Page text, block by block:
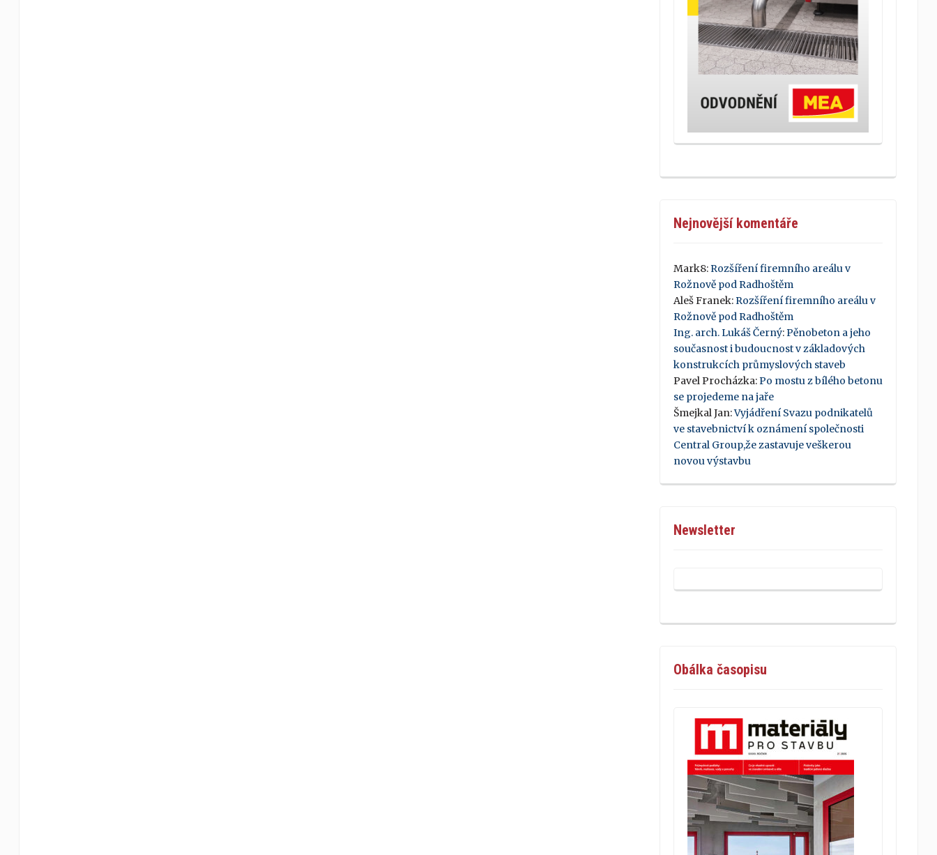
Nejnovější komentáře
Mark8:Rozšíření firemního areálu v
Rožnově pod Radhoštěm
Aleš Franek:Rozšíření firemního areálu v
Rožnově pod Radhoštěm
Ing. arch. Lukáš Černý:Pěnobeton a jeho
současnost i budoucnost v základových
konstrukcích průmyslových staveb
Pavel Procházka:Po mostu z bílého betonu
se projedeme na jaře
Šmejkal Jan:Vyjádření Svazu podnikatelů
ve stavebnictví k oznámení společnosti
Central Group,že zastavuje veškerou
novou výstavbu
Newsletter
Obálka časopisu